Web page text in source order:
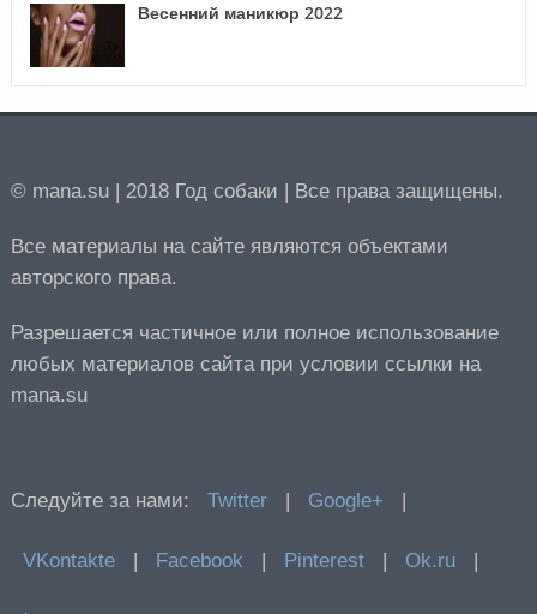
Весенний маникюр 2022
© mana.su | 2018 Год собаки | Все права защищены.
Все материалы на сайте являются объектами
авторского права.
Разрешается частичное или полное использование
любых материалов сайта при условии ссылки на
mana.su
Следуйте за нами: Twitter | Google+ |
VKontakte | Facebook | Pinterest | Ok.ru |